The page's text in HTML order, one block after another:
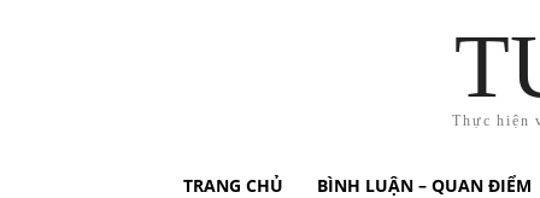
Thực hiện
TRANG CHỦ BÌNH LUẬN – QUAN ĐIỂM